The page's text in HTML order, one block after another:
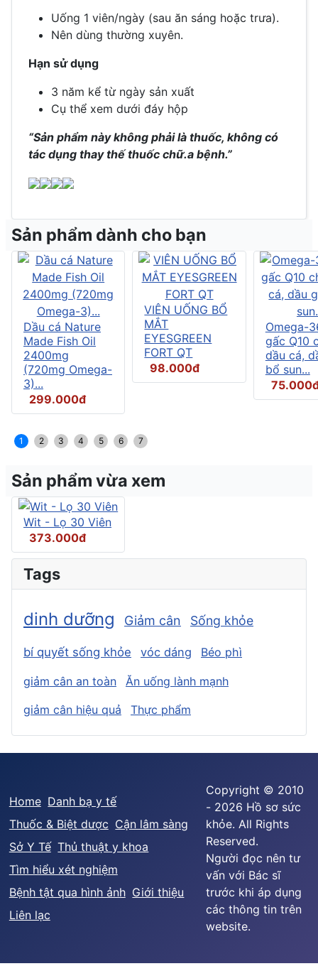
Uống 1 viên/ngày (sau ăn sáng hoặc trưa).
Nên dùng thường xuyên.
Hạn sử dụng
3 năm kể từ ngày sản xuất
Cụ thể xem dưới đáy hộp
“Sản phẩm này không phải là thuốc, không có
tác dụng thay thế thuốc chữ.a bệnh.”
Sản phẩm dành cho bạn
Dầu cá Nature
Made Fish Oil
2400mg
(720mg Omega-
3)...
299.000đ
VIÊN UỐNG BỔ
MẮT
EYESGREEN
FORT QT
98.000đ
Omega-
gấc Q10
dầu cá,
bổ sun...
1 2 3 4 5 6 7
Sản phẩm vừa xem
Wit - Lọ 30 Viên
373.000đ
Tags
dinh dưỡng Giảm cân Sống khỏe
bí quyết sống khỏe vóc dáng Béo phì
giảm cân an toàn
Ăn uống lành mạnh
giảm cân hiệu quả
Thực phẩm
Home Danh bạ y tế
Thuốc & Biệt dược Cận lâm sàng
Sở Y Tế Thủ thuật y khoa
Tìm hiểu xét nghiệm
Bệnh tật qua hình ảnh Giới thiệu
Liên lạc
Copyright © 2010
- 2026 Hồ sơ sức
khỏe. All Rights
Reserved.
Người đọc nên tư
vấn với Bác sĩ
trước khi áp dụng
các thông tin trên
website.